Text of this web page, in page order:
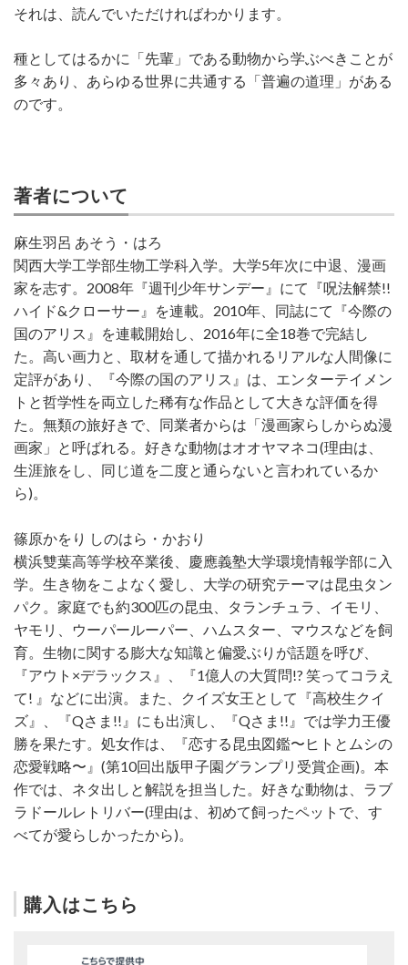
それは、読んでいただければわかります。
種としてはるかに「先輩」である動物から学ぶべきことが
多々あり、あらゆる世界に共通する「普遍の道理」がある
のです。
著者について
麻生羽呂 あそう・はろ
関西大学工学部生物工学科入学。大学5年次に中退、漫画
家を志す。2008年『週刊少年サンデー』にて『呪法解禁!!
ハイド&クローサー』を連載。2010年、同誌にて『今際の
国のアリス』を連載開始し、2016年に全18巻で完結し
た。高い画力と、取材を通して描かれるリアルな人間像に
定評があり、『今際の国のアリス』は、エンターテイメン
トと哲学性を両立した稀有な作品として大きな評価を得
た。無類の旅好きで、同業者からは「漫画家らしからぬ漫
画家」と呼ばれる。好きな動物はオオヤマネコ(理由は、
生涯旅をし、同じ道を二度と通らないと言われているか
ら)。
篠原かをり しのはら・かおり
横浜雙葉高等学校卒業後、慶應義塾大学環境情報学部に入
学。生き物をこよなく愛し、大学の研究テーマは昆虫タン
パク。家庭でも約300匹の昆虫、タランチュラ、イモリ、
ヤモリ、ウーパールーパー、ハムスター、マウスなどを飼
育。生物に関する膨大な知識と偏愛ぶりが話題を呼び、
『アウト×デラックス』、『1億人の大質問!? 笑ってコラえ
て! 』などに出演。また、クイズ女王として『高校生クイ
ズ』、『Qさま!!』にも出演し、『Qさま!!』では学力王優
勝を果たす。処女作は、『恋する昆虫図鑑〜ヒトとムシの
恋愛戦略〜』(第10回出版甲子園グランプリ受賞企画)。本
作では、ネタ出しと解説を担当した。好きな動物は、ラブ
ラドールレトリバー(理由は、初めて飼ったペットで、す
べてが愛らしかったから)。
購入はこちら